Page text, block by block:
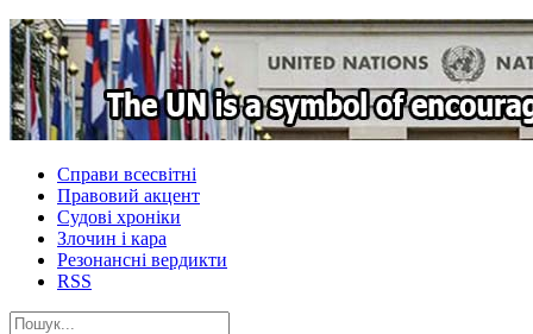
Справи всесвітні
Правовий акцент
Судові хроніки
Злочин і кара
Резонансні вердикти
RSS